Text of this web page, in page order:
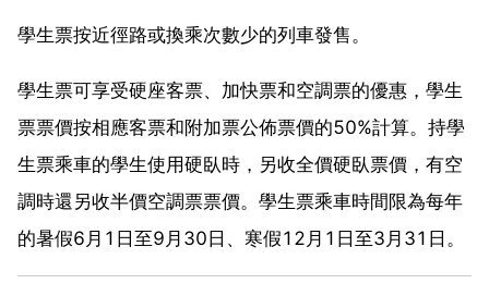
學生票按近徑路或換乘次數少的列車發售。
學生票可享受硬座客票、加快票和空調票的優惠，學生
票票價按相應客票和附加票公佈票價的50%計算。持學
生票乘車的學生使用硬臥時，另收全價硬臥票價，有空
調時還另收半價空調票票價。學生票乘車時間限為每年
的暑假6月1日至9月30日、寒假12月1日至3月31日。